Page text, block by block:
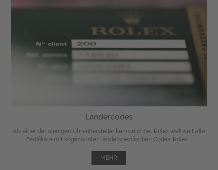
Ländercodes
Als einer der wenigen Uhrenhersteller kennzeichnet Rolex weltweit alle
Zertifikate mit sogenannten länderspezifischen Codes. Rolex ...
MEHR